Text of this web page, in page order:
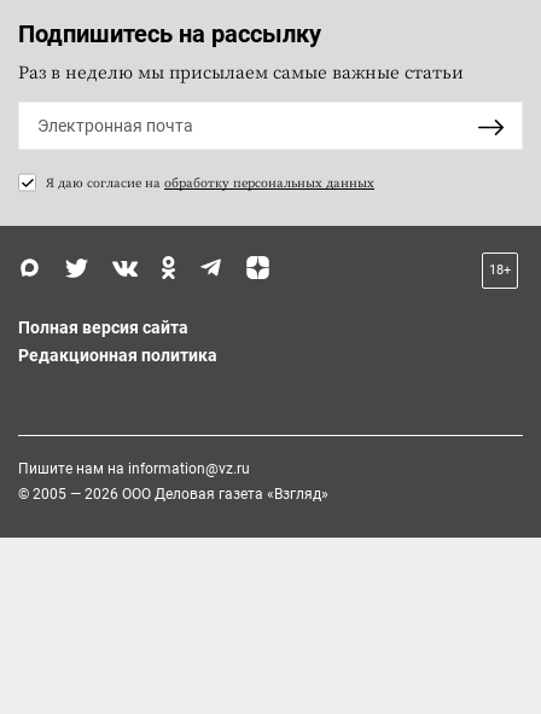
Подпишитесь на рассылку
Раз в неделю мы присылаем самые важные статьи
Я даю согласие на обработку персональных данных
18+
Полная версия сайта
Редакционная политика
Пишите нам на information@vz.ru
© 2005 — 2026 ООО Деловая газета «Взгляд»